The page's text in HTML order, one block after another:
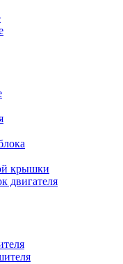
крышки
двигателя